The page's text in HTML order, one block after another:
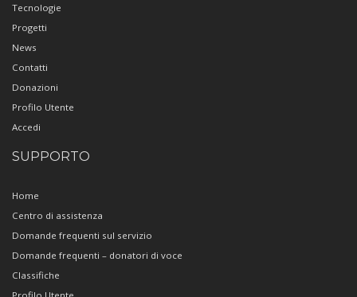
Tecnologie
Progetti
News
Contatti
Donazioni
Profilo Utente
Accedi
SUPPORTO
Home
Centro di assistenza
Domande frequenti sul servizio
Domande frequenti – donatori di voce
Classifiche